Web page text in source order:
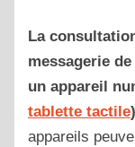
La
messagerie
un appareil
tablette tactile
appareils